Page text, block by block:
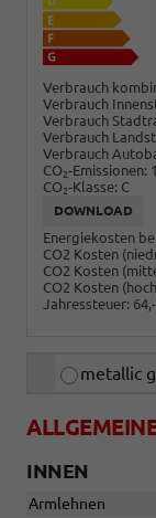
Verbrauch
Verbrauch
Verbrauch
Verbrauch
Verbrauch
CO2-Emissionen:
CO2-Klasse: C
DOWNLOAD
Energiekosten
CO2 Kosten
CO2 Kosten
CO2 Kosten
Jahressteuer:
metallic
INNEN
Armlehnen